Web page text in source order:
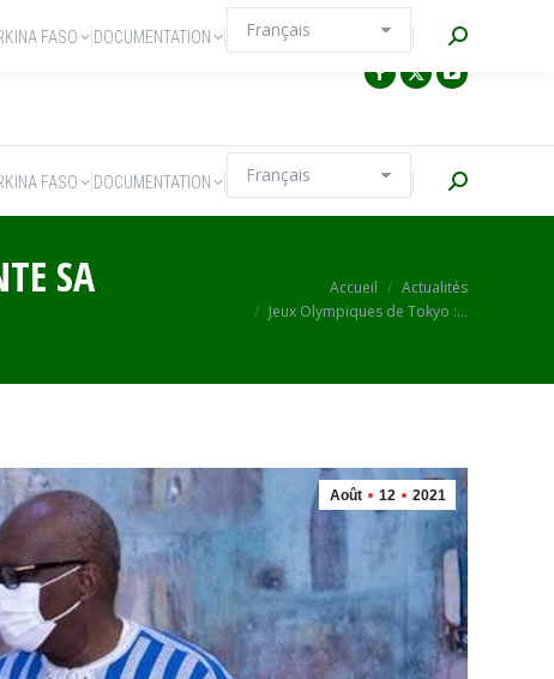
FASO DOCUMENTATION Recherche
SA
Accueil
Actualités
Jeux Olympiques de Tokyo :…
Août 12 2021
FASO DOCUMENTATION Recherche